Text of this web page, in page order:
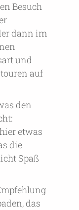
Besuch
dann im
und
auf
den
etwas
die
Spaß
das